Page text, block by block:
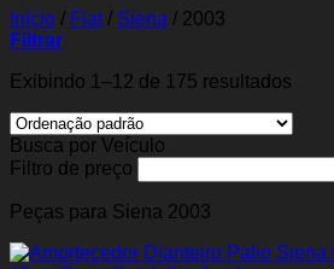
Início / Fiat / Siena / 2003
Filtrar
Exibindo 1–12 de 175 resultados
Busca por Veículo
Filtro de preço
Peças para Siena 2003